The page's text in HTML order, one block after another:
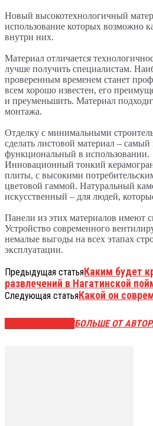
Новый высокотехнологичный
использование которых возможно
внутри них.
Материал отличается
лучше получить специалистам.
проверенным временем станет
всем хорошо известен, его
и преуменьшить. Материал
монтажа.
Отделку с минимальными
сделать листовой материал –
функциональный в использовании.
Инновационный тонкий
плиты, с высокими
цветовой гаммой. Натуральный
искусственный – для людей,
Панели из этих материалов имеют
Устройство современного
немалые выгоды на всех этапах
эксплуатации.
Предыдущая статьяКаким будет
развлечений в Нагатинской
Следующая статьяКакой он
БОЛЬШЕ ОТ